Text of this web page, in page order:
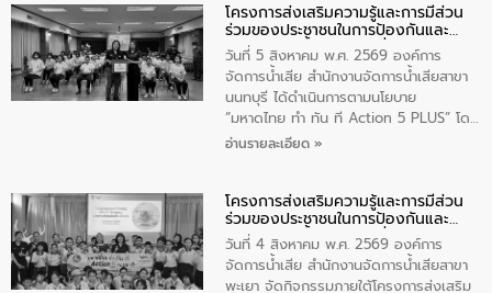
วัดสิงห์ จังหวัดชัยนาท โดยมีนายแสงชัย
สุขชื่น นายกเทศมนตรีตำบลวัดสิงห์ คณะผู้
บริหารเทศบาลตำบลวัดสิงห์ ผู้นำชุมชน และ
ประชาชนในพื้นที่เทศบาลตำบลวัดสิงก์ที่มี
ส่วนได้ส่วนเสียในโครงก่อสร้างศูนย์บริหาร
จัดการคุณภาพน้ำเทศบาลตำบลวัดสิงห์
จังหวัดชัยนาท ให้การต้อนรับ
โครงการส่งเสริมความรู้และการมีส่วน
ร่วมของประชาชนในการป้องกันและ
แก้ไขปัญหาน้ำเสียอย่างยั่งยืน
วันที่ 5 สิงหาคม พ.ศ. 2569 องค์การ
จัดการน้ำเสีย สำนักงานจัดการน้ำเสียสาขา
นนทบุรี ได้ดำเนินการตามนโยบาย
“มหาดไทย ทำ ทัน ที Action 5 PLUS” โดย
จัดโครงการส่งเสริมความรู้และการมีส่วน
“ชุมชนร่วมใจ น้ำใสยั่งยืน” ได้บรรยายให้
ความรู้เกี่ยวกับการจัดการน้ำเสียและการใช้
ถังดักไขมันให้แก่นักเรียนโรงเรียนวัดบ่อ
(นันทวิทยา) เทศบาลนครปากเกร็ด อำเภอ
ปากเกร็ด จังหวัดนนทบุรี จำนวน 30 คน
อ่านรายละเอียด »
โครงการส่งเสริมความรู้และการมีส่วน
ร่วมของประชาชนในการป้องกันและ
แก้ไขปัญหาน้ำเสียอย่างยั่งยืน
วันที่ 4 สิงหาคม พ.ศ. 2569 องค์การ
จัดการน้ำเสีย สำนักงานจัดการน้ำเสียสาขา
พะเยา จัดกิจกรรมภายใต้โครงการส่งเสริม